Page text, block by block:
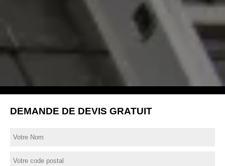
DEMANDE DE DEVIS GRATUIT